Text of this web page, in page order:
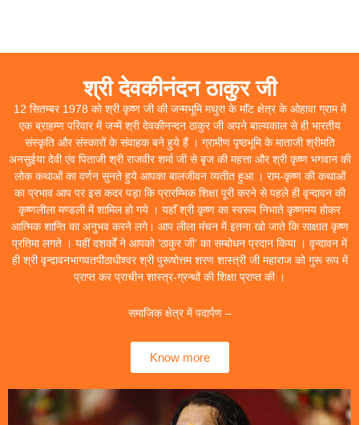
श्री देवकीनंदन ठाकुर जी
12 सितम्बर 1978 को श्री कृष्ण जी की जन्मभूमि मथुरा के माॅंट क्षेत्र के ओहावा ग्राम में
एक ब्राहम्ण परिवार में जन्में श्री देवकीनन्दन ठाकुर जी अपने बाल्यकाल से ही भारतीय
संस्कृति और संस्कारों के संवाहक बने हुये हैं । ग्रामीण पृष्ठभूमि के माताजी श्रीमति
अनसुईया देवी एंव पिताजी श्री राजवीर शर्मा जी से बृज की महत्ता और श्री कृष्ण भगवान की
लोक कथाओं का वर्णन सुनते हुये आपका बालजीवन व्यतीत हुआ । राम-कृष्ण की कथाओं
का प्रभाव आप पर इस कदर पड़ा कि प्रारम्भिक शिक्षा पूरी करने से पहले ही वृन्दावन की
कृष्णलीला मण्डली में शामिल हो गये । यहाॅं श्री कृष्ण का स्वरूप निभाते कृष्णमय होकर
आत्मिक शान्ति का अनुभव करने लगे। आप लीला मंचन में इतना खो जाते कि साक्षात कृष्ण
प्रतिमा लगते । यहीं दशर्कों ने आपको ‘ठाकुर जी’ का सम्बोधन प्रदान किया । वृन्दावन में
ही श्री वृन्दावनभागवतपीठाधीश्वर श्री पुरूषोत्तम शरण शास्त्री जी महाराज को गुरू रूप में
प्राप्त कर प्राचीन शास्त्र-ग्रन्थों की शिक्षा प्राप्त की ।
समाजिक क्षेत्र में पदार्पण –
Know more